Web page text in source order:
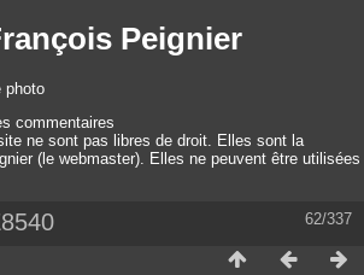
Peignier
photo
commentaires
ne sont pas libres de droit. Elles sont la
(le webmaster). Elles ne peuvent être utilisées
62/337